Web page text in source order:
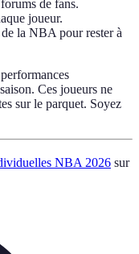
de fans.
joueur.
la NBA pour rester à
Ces joueurs ne
sur le parquet. Soyez
NBA 2026 sur